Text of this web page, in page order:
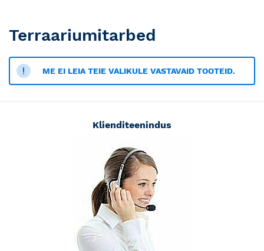
Terraariumitarbed
ME EI LEIA TEIE VALIKULE VASTAVAID TOOTEID.
Klienditeenindus